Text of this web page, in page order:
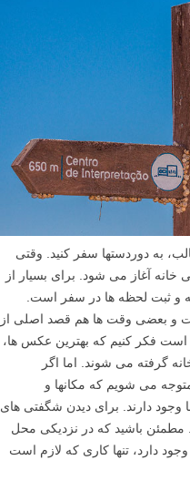
به دوردستها سفر کنید. وقتی
آغاز می شود. برای بسیار از
و ثبت لحظه ها در سفر است.
و بعضی وقت ها هم قصد اصلی از
فکر کنیم که بهترین عکس ها،
گرفته می شوند. اما اگر
می شویم که مکانها و
دارند. برای دیدن شگفتی های
مطمئن باشید که در نزدیکی محل
دارد، تنها کاری که لازم است